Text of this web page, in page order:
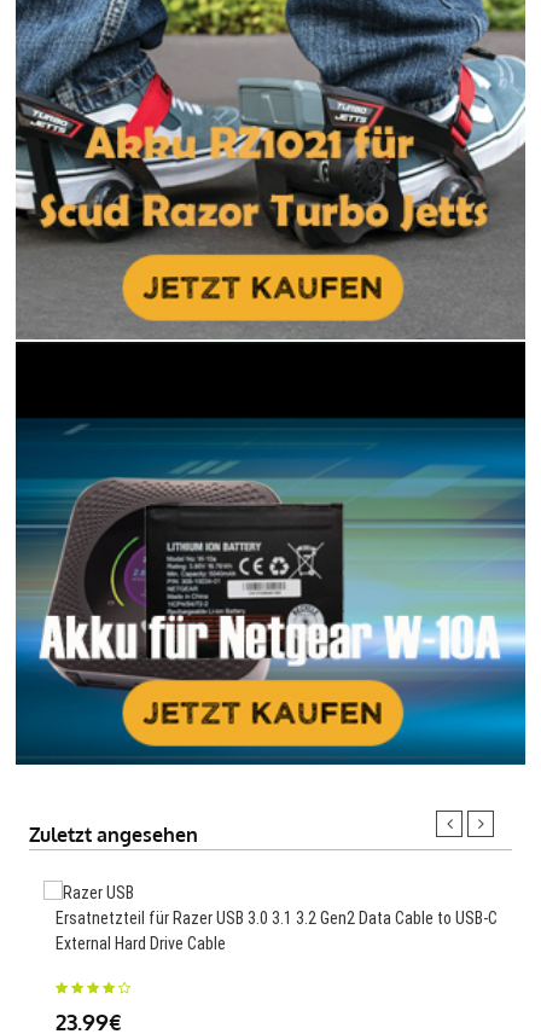
Zuletzt angesehen
Ersatnetzteil für Razer USB 3.0 3.1 3.2 Gen2 Data Cable to USB-C
External Hard Drive Cable
23.99€